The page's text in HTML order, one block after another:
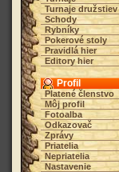
Turnaje družstiev
Schody
Rybníky
Pokerové stoly
Pravidlá hier
Editory hier
Profil
Platené členstvo
Môj profil
Fotoalba
Odkazovač
Zprávy
Priatelia
Nepriatelia
Nastavenie